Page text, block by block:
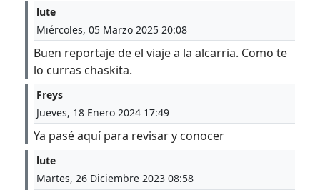
lute
Miércoles, 05 Marzo 2025 20:08
Buen reportaje de el viaje a la alcarria. Como te
lo curras chaskita.
Freys
Jueves, 18 Enero 2024 17:49
Ya pasé aquí para revisar y conocer
lute
Martes, 26 Diciembre 2023 08:58